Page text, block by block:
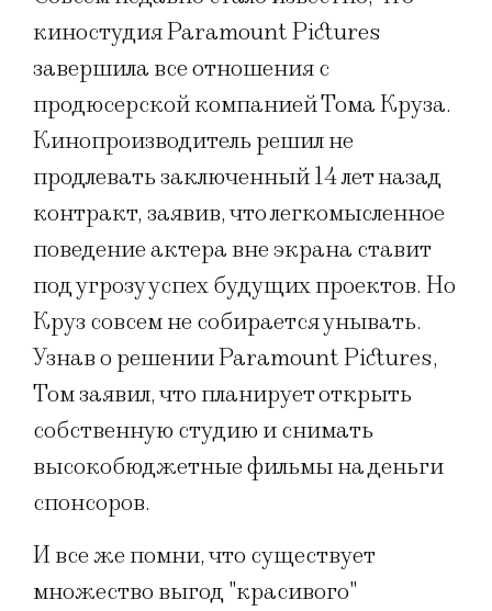
киностудия Paramount Pictures
завершила все отношения с
продюсерской компанией Тома Круза.
Кинопроизводитель решил не
продлевать заключенный 14 лет назад
контракт, заявив, что легкомысленное
поведение актера вне экрана ставит
под угрозу успех будущих проектов. Но
Круз совсем не собирается унывать.
Узнав о решении Paramount Pictures,
Том заявил, что планирует открыть
собственную студию и снимать
высокобюджетные фильмы на деньги
спонсоров.
И все же помни, что существует
множество выгод "красивого"